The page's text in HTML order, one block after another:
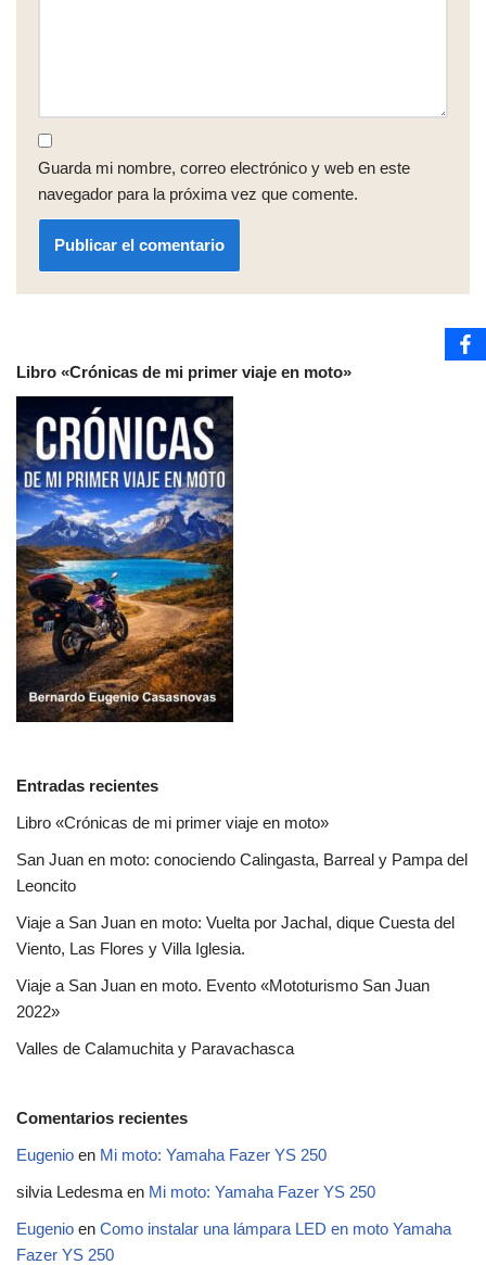
Guarda mi nombre, correo electrónico y web en este
navegador para la próxima vez que comente.
Libro «Crónicas de mi primer viaje en moto»
Entradas recientes
Libro «Crónicas de mi primer viaje en moto»
San Juan en moto: conociendo Calingasta, Barreal y Pampa del
Leoncito
Viaje a San Juan en moto: Vuelta por Jachal, dique Cuesta del
Viento, Las Flores y Villa Iglesia.
Viaje a San Juan en moto. Evento «Mototurismo San Juan
2022»
Valles de Calamuchita y Paravachasca
Comentarios recientes
Eugenio en Mi moto: Yamaha Fazer YS 250
silvia Ledesma en Mi moto: Yamaha Fazer YS 250
Eugenio en Como instalar una lámpara LED en moto Yamaha
Fazer YS 250